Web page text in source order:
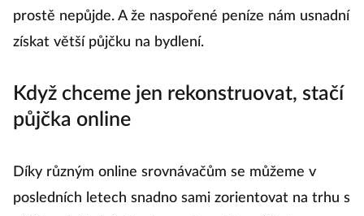
prostě nepůjde. A že naspořené peníze nám usnadní
získat větší půjčku na bydlení.
Když chceme jen rekonstruovat, stačí
půjčka online
Díky různým online srovnávačům se můžeme v
posledních letech snadno sami zorientovat na trhu s